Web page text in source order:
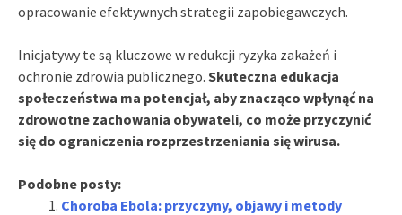
opracowanie efektywnych strategii zapobiegawczych.
Inicjatywy te są kluczowe w redukcji ryzyka zakażeń i
ochronie zdrowia publicznego. Skuteczna edukacja
społeczeństwa ma potencjał, aby znacząco wpłynąć na
zdrowotne zachowania obywateli, co może przyczynić
się do ograniczenia rozprzestrzeniania się wirusa.
Podobne posty:
Choroba Ebola: przyczyny, objawy i metody